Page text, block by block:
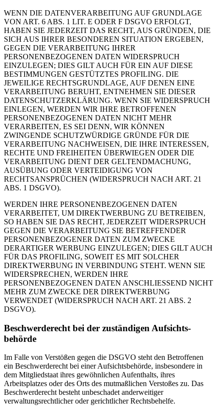
WENN DIE DATENVERARBEITUNG AUF GRUNDLAGE
VON ART. 6 ABS. 1 LIT. E ODER F DSGVO ERFOLGT,
HABEN SIE JEDERZEIT DAS RECHT, AUS GRÜNDEN, DIE
SICH AUS IHRER BESONDEREN SITUATION ERGEBEN,
GEGEN DIE VERARBEITUNG IHRER
PERSONENBEZOGENEN DATEN WIDERSPRUCH
EINZULEGEN; DIES GILT AUCH FÜR EIN AUF DIESE
BESTIMMUNGEN GESTÜTZTES PROFILING. DIE
JEWEILIGE RECHTSGRUNDLAGE, AUF DENEN EINE
VERARBEITUNG BERUHT, ENTNEHMEN SIE DIESER
DATENSCHUTZERKLÄRUNG. WENN SIE WIDERSPRUCH
EINLEGEN, WERDEN WIR IHRE BETROFFENEN
PERSONENBEZOGENEN DATEN NICHT MEHR
VERARBEITEN, ES SEI DENN, WIR KÖNNEN
ZWINGENDE SCHUTZWÜRDIGE GRÜNDE FÜR DIE
VERARBEITUNG NACHWEISEN, DIE IHRE INTERESSEN,
RECHTE UND FREIHEITEN ÜBERWIEGEN ODER DIE
VERARBEITUNG DIENT DER GELTENDMACHUNG,
AUSÜBUNG ODER VERTEIDIGUNG VON
RECHTSANSPRÜCHEN (WIDERSPRUCH NACH ART. 21
ABS. 1 DSGVO).
WERDEN IHRE PERSONENBEZOGENEN DATEN
VERARBEITET, UM DIREKTWERBUNG ZU BETREIBEN,
SO HABEN SIE DAS RECHT, JEDERZEIT WIDERSPRUCH
GEGEN DIE VERARBEITUNG SIE BETREFFENDER
PERSONENBEZOGENER DATEN ZUM ZWECKE
DERARTIGER WERBUNG EINZULEGEN; DIES GILT AUCH
FÜR DAS PROFILING, SOWEIT ES MIT SOLCHER
DIREKTWERBUNG IN VERBINDUNG STEHT. WENN SIE
WIDERSPRECHEN, WERDEN IHRE
PERSONENBEZOGENEN DATEN ANSCHLIESSEND NICHT
MEHR ZUM ZWECKE DER DIREKTWERBUNG
VERWENDET (WIDERSPRUCH NACH ART. 21 ABS. 2
DSGVO).
Beschwerde­recht bei der zuständigen Aufsichts­
behörde
Im Falle von Verstößen gegen die DSGVO steht den Betroffenen
ein Beschwerderecht bei einer Aufsichtsbehörde, insbesondere in
dem Mitgliedstaat ihres gewöhnlichen Aufenthalts, ihres
Arbeitsplatzes oder des Orts des mutmaßlichen Verstoßes zu. Das
Beschwerderecht besteht unbeschadet anderweitiger
verwaltungsrechtlicher oder gerichtlicher Rechtsbehelfe.